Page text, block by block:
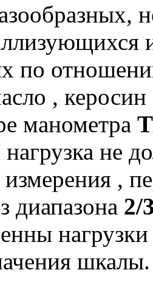
по
,
манометра
не
измерения ,
диапазона 2/
шкалы.